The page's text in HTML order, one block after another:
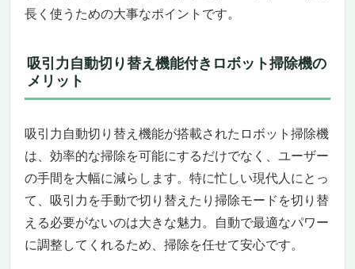
405 Combo」
掃除
グ機能
ピング
自動ゴミ排出とモップ洗浄機能でメンテナン
スもラクラク
簡単操作＆多彩なカスタマイズ機能
こんなニーズのある人におすすめ
逆にこんなニーズの人にはおすすめできない
長く使うための大事なポイントです。
吸引力自動切り替え機能付きロボット掃除機の
メリット
吸引力自動切り替え機能が搭載されたロボット掃除機
は、効率的な掃除を可能にするだけでなく、ユーザー
の手間を大幅に減らします。特に忙しい現代人にとっ
て、吸引力を手動で切り替えたり掃除モードを切り替
える必要がないのは大きな魅力。自動で最適なパワー
に調整してくれるため、掃除を任せて安心です。